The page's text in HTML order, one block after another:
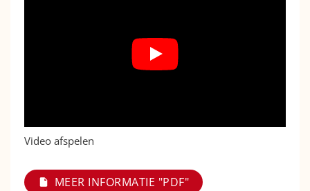
Video afspelen
MEER INFORMATIE "PDF"